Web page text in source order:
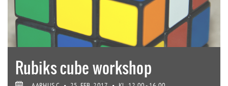
Rubiks cube workshop